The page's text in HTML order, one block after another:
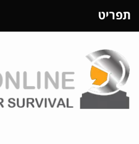
תפריט